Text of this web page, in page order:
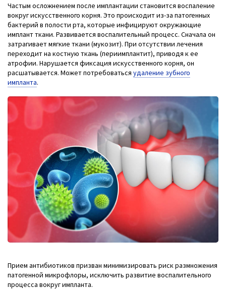
Частым осложнением после имплантации становится воспаление
вокруг искусственного корня. Это происходит из-за патогенных
бактерий в полости рта, которые инфицируют окружающие
имплант ткани. Развивается воспалительный процесс. Сначала он
затрагивает мягкие ткани (мукозит). При отсутствии лечения
переходит на костную ткань (периимплантит), приводя к ее
атрофии. Нарушается фиксация искусственного корня, он
расшатывается. Может потребоваться удаление зубного
импланта.
Прием антибиотиков призван минимизировать риск размножения
патогенной микрофлоры, исключить развитие воспалительного
процесса вокруг импланта.